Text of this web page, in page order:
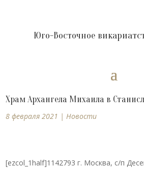
Юго-Восточное
Храм Архангела Михаила в
8 февраля 2021 |Новости
[ezcol_1half]1142793 г. Москва, с/п